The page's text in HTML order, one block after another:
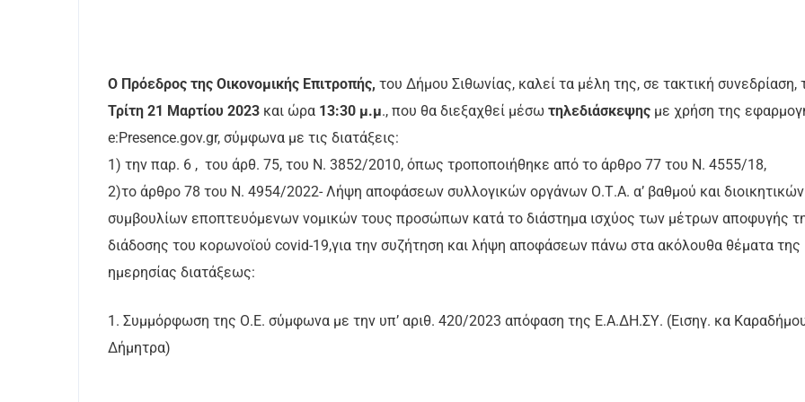
Ο Πρόεδρος της Οικονομικής Επιτροπής, του Δήμου Σιθωνίας, καλεί τα μέλη της, σε τακτική συνεδρίαση,
Τρίτη 21 Μαρτίου 2023 και ώρα 13:30 μ.μ., που θα διεξαχθεί μέσω τηλεδιάσκεψης με χρήση της
e:Presence.gov.gr, σύμφωνα με τις διατάξεις:
1) την παρ. 6 , ​​ του άρθ. 75, του Ν. 3852/2010, όπως τροποποιήθηκε από το άρθρο 77 του N. 4555/18,
2)το άρθρο 78 του Ν. 4954/2022- Λήψη αποφάσεων συλλογικών οργάνων Ο.Τ.Α. α’ βαθμού και διοικητικών
συμβουλίων εποπτευόμενων νομικών τους προσώπων κατά το διάστημα ισχύος των μέτρων αποφυγής
διάδοσης του κορωνοϊού covid-19,για την συζήτηση και λήψη αποφάσεων πάνω στα ακόλουθα θέματα της
ημερησίας διατάξεως:
1. Συμμόρφωση της Ο.Ε. σύμφωνα με την υπ’ αριθ. 420/2023 απόφαση της Ε.Α.ΔΗ.ΣΥ. (Εισηγ. κα
Δήμητρα)